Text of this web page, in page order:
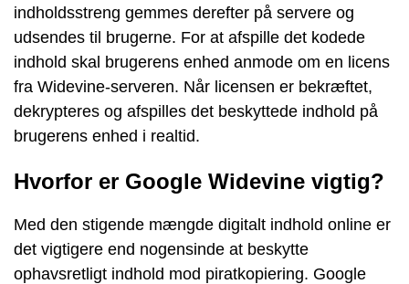
indholdsstreng gemmes derefter på servere og
udsendes til brugerne. For at afspille det kodede
indhold skal brugerens enhed anmode om en licens
fra Widevine-serveren. Når licensen er bekræftet,
dekrypteres og afspilles det beskyttede indhold på
brugerens enhed i realtid.
Hvorfor er Google Widevine vigtig?
Med den stigende mængde digitalt indhold online er
det vigtigere end nogensinde at beskytte
ophavsretligt indhold mod piratkopiering. Google